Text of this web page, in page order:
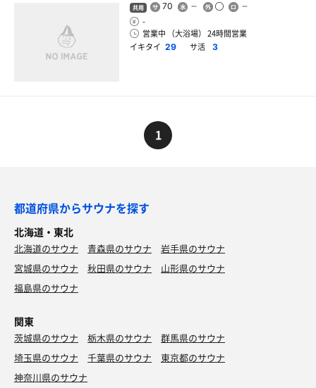
共用 70
-
営業中 （大浴場） 24時間営業
イキタイ 29 サ活 3
1
都道府県からサウナを探す
北海道・東北
北海道のサウナ 青森県のサウナ
岩手県のサウナ
宮城県のサウナ
秋田県のサウナ
山形県のサウナ
福島県のサウナ
関東
茨城県のサウナ 栃木県のサウナ
群馬県のサウナ
埼玉県のサウナ
千葉県のサウナ
東京都のサウナ
神奈川県のサウナ